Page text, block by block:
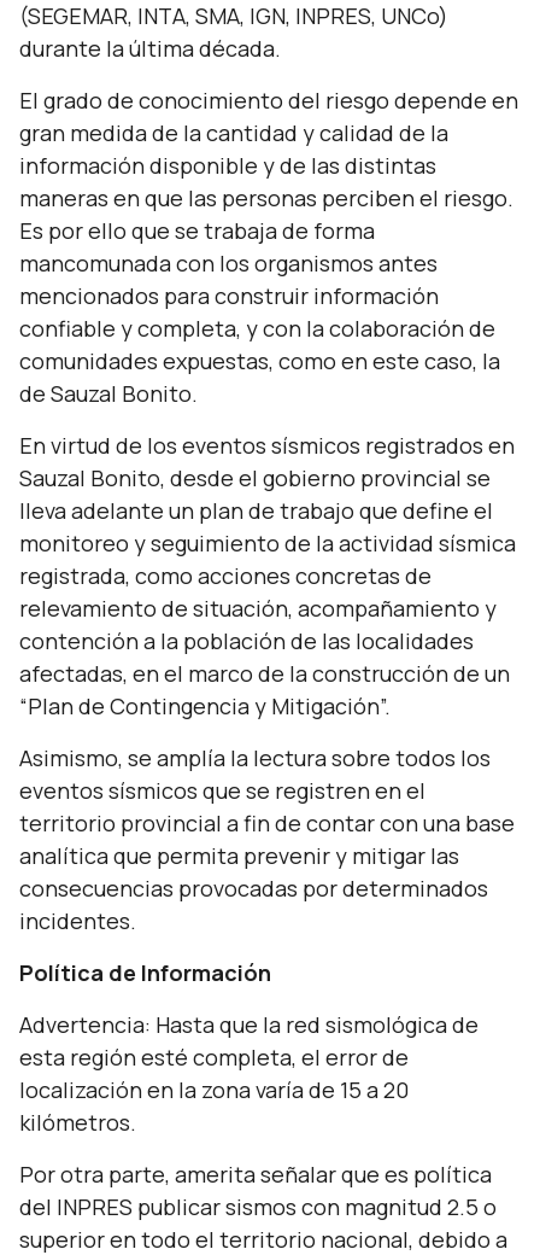
(SEGEMAR, INTA, SMA, IGN, INPRES, UNCo)
durante la última década.
El grado de conocimiento del riesgo depende en
gran medida de la cantidad y calidad de la
información disponible y de las distintas
maneras en que las personas perciben el riesgo.
Es por ello que se trabaja de forma
mancomunada con los organismos antes
mencionados para construir información
confiable y completa, y con la colaboración de
comunidades expuestas, como en este caso, la
de Sauzal Bonito.
En virtud de los eventos sísmicos registrados en
Sauzal Bonito, desde el gobierno provincial se
lleva adelante un plan de trabajo que define el
monitoreo y seguimiento de la actividad sísmica
registrada, como acciones concretas de
relevamiento de situación, acompañamiento y
contención a la población de las localidades
afectadas, en el marco de la construcción de un
“Plan de Contingencia y Mitigación”.
Asimismo, se amplía la lectura sobre todos los
eventos sísmicos que se registren en el
territorio provincial a fin de contar con una base
analítica que permita prevenir y mitigar las
consecuencias provocadas por determinados
incidentes.
Política de Información
Advertencia: Hasta que la red sismológica de
esta región esté completa, el error de
localización en la zona varía de 15 a 20
kilómetros.
Por otra parte, amerita señalar que es política
del INPRES publicar sismos con magnitud 2.5 o
superior en todo el territorio nacional, debido a